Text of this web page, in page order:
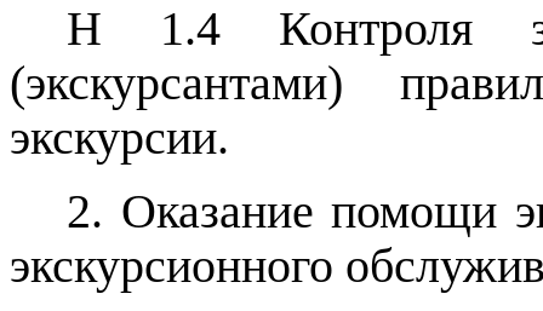
Н 1.4 Контроля
(экскурсантами)
экскурсии.
2. Оказание помощи
экскурсионного